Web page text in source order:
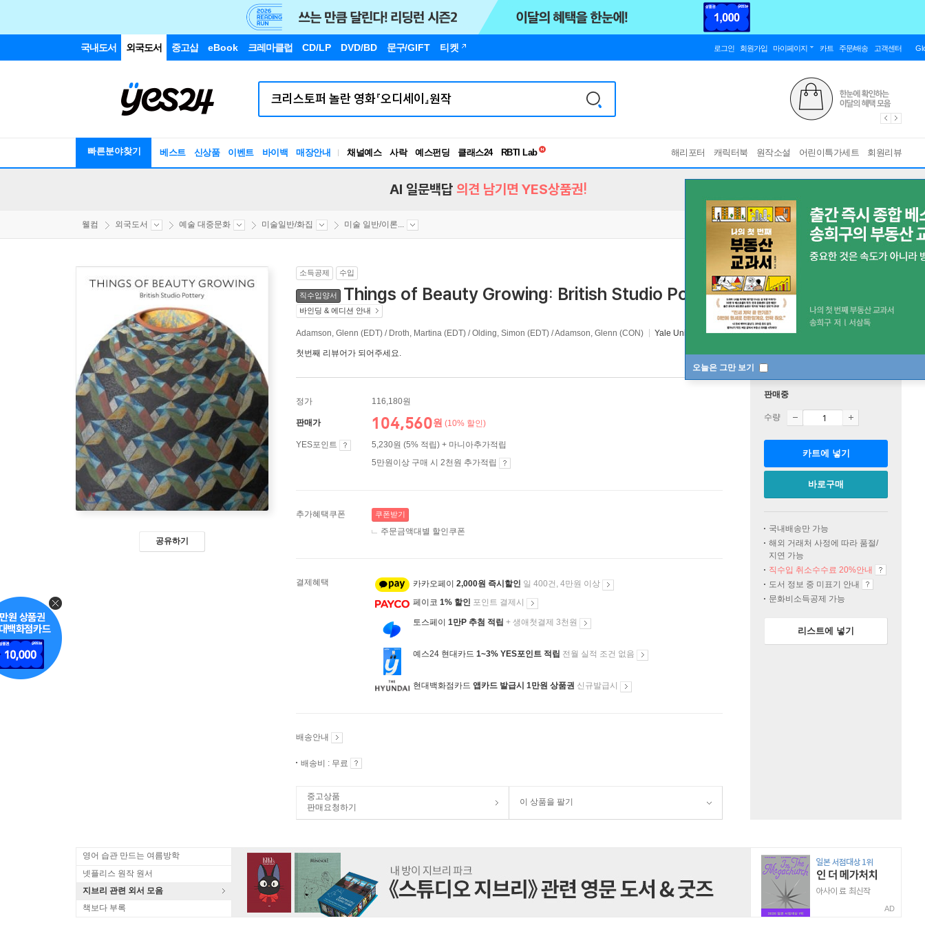
국내도서 외국도서 중고샵 eBook 크레마클럽 CD/LP DVD/BD 문구/GIFT 티켓 로그인 회원가입 마이페이지 카트 주문/배송 고객센터
빠른분야찾기 베스트 신상품 이벤트 바이백 매장안내 채널예스 사락 예스펀딩 클래스24
독서유형검사
해리포터 캐릭터북 원작소설 어린이특가세트 회원리뷰
오늘은 그만 보기
AI 일문백답 의견 남기면 YES상품권!
웰컴 외국도서 예술 대중문화 미술일반/화집 미술 일반/이론...
공유하기
소득공제 수입
직수입양서 Things of Beauty Growing: British Studio Pottery British Studio Pottery
바인딩 & 에디션 안내
Adamson, Glenn (EDT) / Droth, Martina (EDT) / Olding, Simon (EDT) / Adamson, Glenn (CON) Yale Univ Pr 2017년 10월 10일
첫번째 리뷰어가 되어주세요.
정가 116,180원
판매가 104,560원 (10% 할인)
YES포인트
5,230원 (5% 적립) + 마니아추가적립
5만원이상 구매 시 2천원 추가적립
추가혜택쿠폰 쿠폰받기
주문금액대별 할인쿠폰
결제혜택 카카오페이 2,000원 즉시할인 일 400건, 4만원 이상
페이코 1% 할인 포인트 결제시
토스페이 1만P 추첨 적립 + 생애첫결제 3천원
예스24 현대카드 1~3% YES포인트 적립 전월 실적 조건 없음
현대백화점카드 앱카드 발급시 1만원 상품권 신규발급시
배송안내
배송비 : 무료
중고상품
판매요청하기
이 상품을 팔기
판매중
수량
카트에 넣기
바로구매
국내배송만 가능
해외 거래처 사정에 따라 품절/
지연 가능
직수입 취소수수료 20%안내
도서 정보 중 미표기 안내
문화비소득공제 가능
리스트에 넣기
영어 습관 만드는 여름방학
넷플리스 원작 원서
지브리 관련 외서 모음
책보다 부록
AD